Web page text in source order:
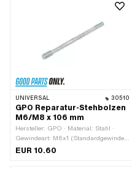
UNIVERSAL 30510
GPO Reparatur-Stehbolzen
M6/M8 x 106 mm
Hersteller: GPO · Material: Stahl ·
Gewindeart: M6x1 (Standardgewinde)
· Gewindeart: M8x1.25
EUR 10.60